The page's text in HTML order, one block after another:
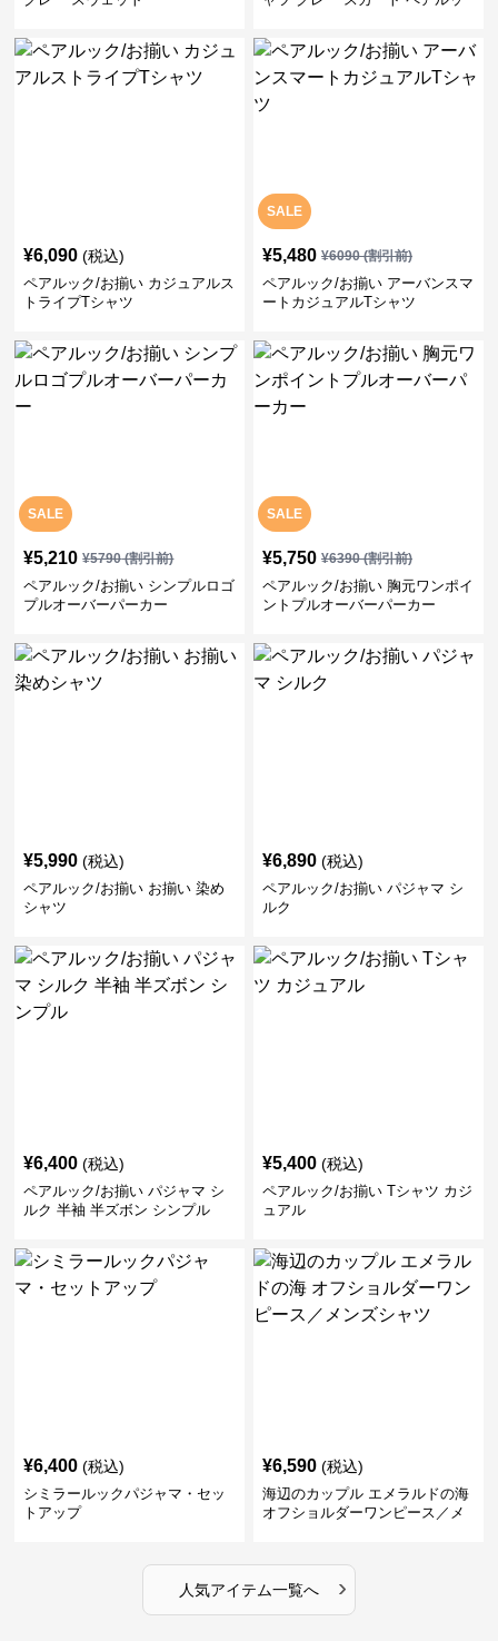
¥6,090 (税込)
ペアルック/お揃い カジュアルス
トライプTシャツ
SALE
¥5,480 ¥6090(割引前)
ペアルック/お揃い アーバンスマ
ートカジュアルTシャツ
SALE
¥5,210 ¥5790(割引前)
ペアルック/お揃い シンプルロゴ
プルオーバーパーカー
SALE
¥5,750 ¥6390(割引前)
ペアルック/お揃い 胸元ワンポイ
ントプルオーバーパーカー
¥5,990 (税込)
ペアルック/お揃い お揃い 染め
シャツ
¥6,890 (税込)
ペアルック/お揃い パジャマ シ
ルク
¥6,400 (税込)
ペアルック/お揃い パジャマ シ
ルク 半袖 半ズボン シンプル
¥5,400 (税込)
ペアルック/お揃い Tシャツ カジ
ュアル
¥6,400 (税込)
シミラールックパジャマ・セッ
トアップ
¥6,590 (税込)
海辺のカップル エメラルドの海
オフショルダーワンピース／メ
人気アイテム一覧へ ›